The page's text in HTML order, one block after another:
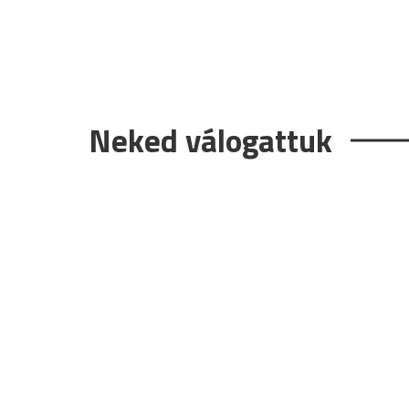
Neked válogattuk